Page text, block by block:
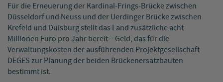
Für die Erneuerung der Kardinal-Frings-Brücke zwischen
Düsseldorf und Neuss und der Uerdinger Brücke zwischen
Krefeld und Duisburg stellt das Land zusätzliche acht
Millionen Euro pro Jahr bereit – Geld, das für die
Verwaltungskosten der ausführenden Projektgesellschaft
DEGES zur Planung der beiden Brückenersatzbauten
bestimmt ist.